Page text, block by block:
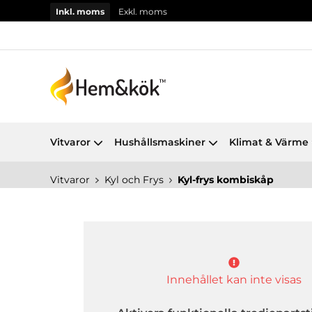
Inkl. moms Exkl. moms
Vitvaror Hushållsmaskiner Klimat & Värme
Vitvaror Kyl och Frys Kyl-frys kombiskåp
Innehållet kan inte visas